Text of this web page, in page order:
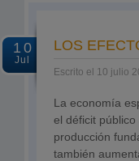
10
Jul
LOS
Escrito el 10 julio
La economía
el déficit
producción
también